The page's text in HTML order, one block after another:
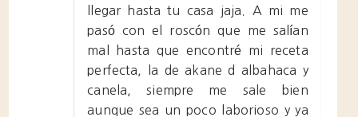
llegar hasta tu casa jaja. A mi me
pasó con el roscón que me salían
mal hasta que encontré mi receta
perfecta, la de akane d albahaca y
canela, siempre me sale bien
aunque sea un poco laborioso y ya